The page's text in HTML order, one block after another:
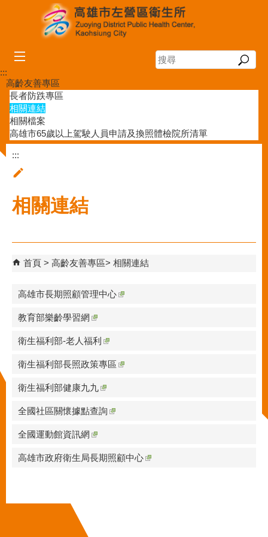
跳到主要內容區塊
搜
尋
:::
高齡友善專區
長者防跌專區
相關連結
相關檔案
高雄市65歲以上駕駛人員申請及換照體檢院所清單
:::
相關連結
首頁 高齡友善專區 相關連結
高雄市長期照顧管理中心
教育部樂齡學習網
衛生福利部-老人福利
衛生福利部長照政策專區
衛生福利部健康九九
全國社區關懷據點查詢
全國運動館資訊網
高雄市政府衛生局長期照顧中心